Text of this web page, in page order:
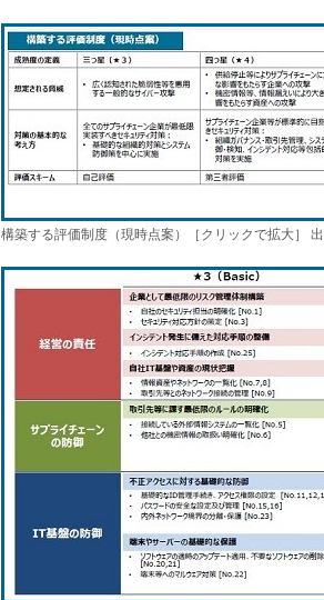
構築する評価制度（現時点案）［クリックで拡大］